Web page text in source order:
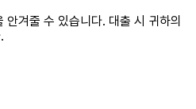
겨줄 수 있습니다. 대출 시 귀하의